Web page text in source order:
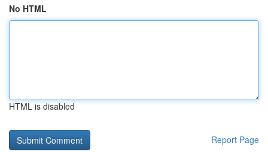
No HTML
HTML is disabled
Report Page